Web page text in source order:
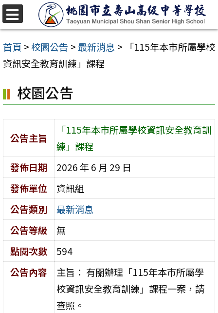
跳
至
主
要
容
區
首頁 >校園公告 >最新消息 >
「115年本市所屬學校
資訊安全教育訓練」課程
校園公告
公告主旨
「115年本市所屬學校資訊安全教育訓
練」課程
發佈日期
2026 年 6 月 29 日
發佈單位
資訊組
公告類別
最新消息
公告等級
無
點閱次數
594
公告內容
主旨： 有關辦理「115年本市所屬學
校資訊安全教育訓練」課程一案，請
查照。
選
單